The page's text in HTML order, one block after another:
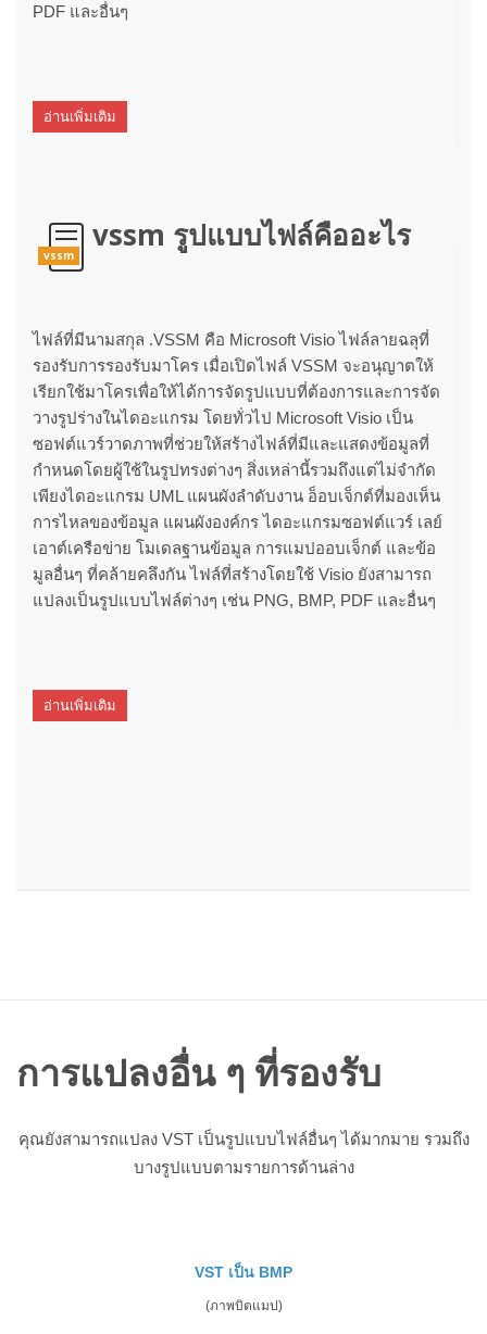
PDF และอื่นๆ
อ่านเพิ่มเติม
vssm
vssm รูปแบบไฟล์คืออะไร
ไฟล์ที่มีนามสกุล .VSSM คือ Microsoft Visio ไฟล์ลายฉลุที่
รองรับการรองรับมาโคร เมื่อเปิดไฟล์ VSSM จะอนุญาตให้
เรียกใช้มาโครเพื่อให้ได้การจัดรูปแบบที่ต้องการและการจัด
วางรูปร่างในไดอะแกรม โดยทั่วไป Microsoft Visio เป็น
ซอฟต์แวร์วาดภาพที่ช่วยให้สร้างไฟล์ที่มีและแสดงข้อมูลที่
กำหนดโดยผู้ใช้ในรูปทรงต่างๆ สิ่งเหล่านี้รวมถึงแต่ไม่จำกัด
เพียงไดอะแกรม UML แผนผังลำดับงาน อ็อบเจ็กต์ที่มองเห็น
การไหลของข้อมูล แผนผังองค์กร ไดอะแกรมซอฟต์แวร์ เลย์
เอาต์เครือข่าย โมเดลฐานข้อมูล การแมปออบเจ็กต์ และข้อ
มูลอื่นๆ ที่คล้ายคลึงกัน ไฟล์ที่สร้างโดยใช้ Visio ยังสามารถ
แปลงเป็นรูปแบบไฟล์ต่างๆ เช่น PNG, BMP, PDF และอื่นๆ
อ่านเพิ่มเติม
การแปลงอื่น ๆ ที่รองรับ
คุณยังสามารถแปลง VST เป็นรูปแบบไฟล์อื่นๆ ได้มากมาย รวมถึง
บางรูปแบบตามรายการด้านล่าง
VST เป็น BMP
(ภาพบิตแมป)